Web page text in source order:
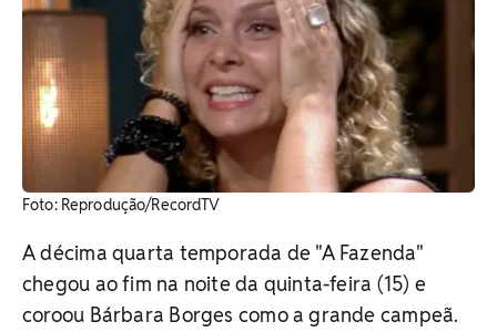
Foto: Reprodução/RecordTV
A décima quarta temporada de "A Fazenda"
chegou ao fim na noite da quinta-feira (15) e
coroou Bárbara Borges como a grande campeã.